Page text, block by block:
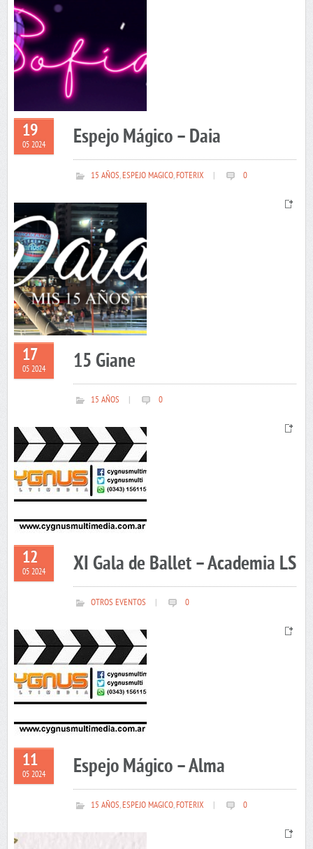
19
05 2024 Espejo Mágico – Daia
15 AÑOS,ESPEJO MAGICO,FOTERIX 0
17
05 2024 15 Giane
15 AÑOS 0
12
05 2024 XI Gala de Ballet – Academia LS
OTROS EVENTOS 0
11
05 2024 Espejo Mágico – Alma
15 AÑOS,ESPEJO MAGICO,FOTERIX 0